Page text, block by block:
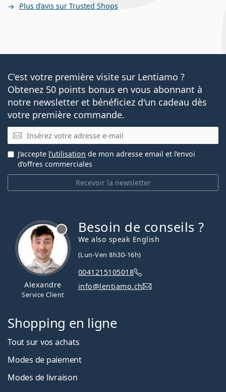
Plus d’avis sur Trusted Shops
C'est votre première visite sur Lentiamo ?
Obtenez 50 points bonus en vous abonnant à
notre newsletter et bénéficiez d'un cadeau dès
votre première commande.
E-mail
Recevoir la newsletter
J’accepte l’utilisation de mon adresse email et l’envoi
d’offres commerciales
Alexandre
Service Client
Besoin de conseils ?
We also speak English
(Lun-Ven 8h30-16h)
0041215105018
info@lentiamo.ch
Shopping en ligne
Tout sur vos achats
Modes de paiement
Modes de livraison